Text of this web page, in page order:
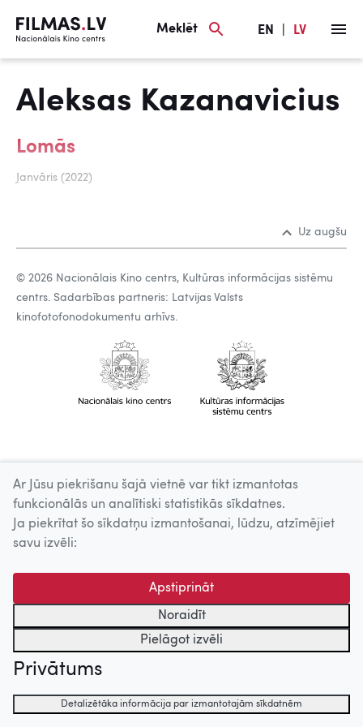
Meklēt EN LV
Aleksas Kazanavicius
Lomās
Janvāris (2022)
Uz augšu
© 2026 Nacionālais Kino centrs, Kultūras informācijas sistēmu
centrs. Sadarbības partneris: Latvijas Valsts
kinofotofonodokumentu arhīvs.
Ar Jūsu piekrišanu šajā vietnē var tikt izmantotas
funkcionālās un analītiski statistikās sīkdatnes.
Ja piekrītat šo sīkdatņu izmantošanai, lūdzu, atzīmējiet
savu izvēli:
Apstiprināt
Noraidīt
Pielāgot izvēli
Privātums
Detalizētāka informācija par izmantotajām sīkdatnēm